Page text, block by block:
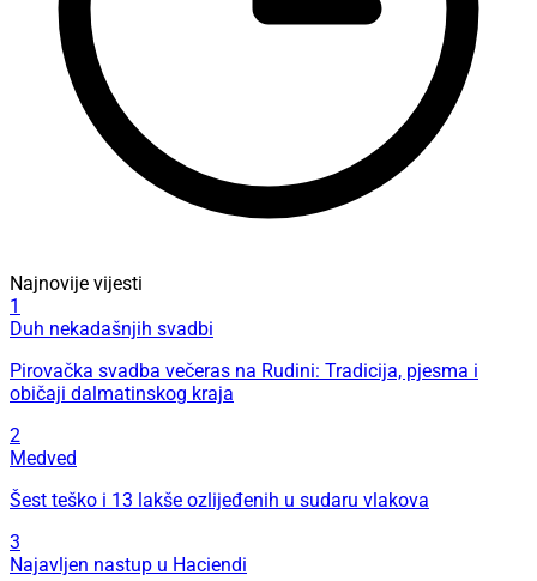
Najnovije vijesti
1
Duh nekadašnjih svadbi
Pirovačka svadba večeras na Rudini: Tradicija, pjesma i
običaji dalmatinskog kraja
2
Medved
Šest teško i 13 lakše ozlijeđenih u sudaru vlakova
3
Najavljen nastup u Haciendi